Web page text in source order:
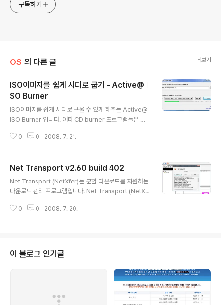
구독하기
OS 의 다른 글 더보기
ISO이미지를 쉽게 시디로 굽기 - Active@ I
SO Burner
ISO이미지를 쉽게 시디로 구울 수 있게 해주는 Active@
ISO Burner 입니다. 여타 CD burner 프로그램들은 너
설치도 필요없고 심플하고 굉장히 가벼워서 사용하기 편하
the utility and run it Download IsoBurner-Setup.
exe Installation package Download Active@ ISO
Burner software is free for distribution and com
0 0 2008. 7. 21.
Net Transport v2.60 build 402
Net Transport (NetXfer)는 분할 다운로드를 지원하는
다운로드 관리 프로그램입니다. Net Transport (NetXf
기 지원(FTP 서버에서 지원 시) 동시에 여러 개의 파일 다
tps : FTP/SSL(Secure Sockets Layer)/SFTP(SSH
File transfer Protocol) : MMS(Microsoft Media S
ervices) : RTSP(Real-Time Streaming Protocol)
0 0 2008. 7. 20.
이 블로그 인기글